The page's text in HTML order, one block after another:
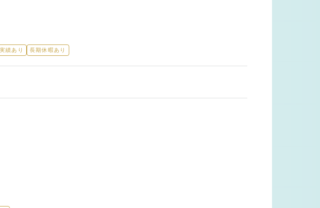
績あり 長期休暇あり